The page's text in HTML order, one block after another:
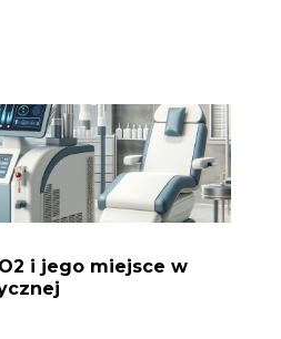
i jego miejsce w